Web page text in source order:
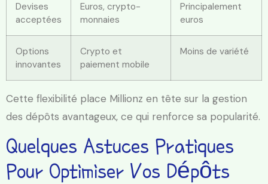
Devises
acceptées
Euros, crypto-
monnaies
Principalement
euros
Options
innovantes
Crypto et
paiement mobile
Moins de variété
Cette flexibilité place Millionz en tête sur la gestion
des dépôts avantageux, ce qui renforce sa popularité.
Quelques Astuces Pratiques
Pour Optimiser Vos Dépôts